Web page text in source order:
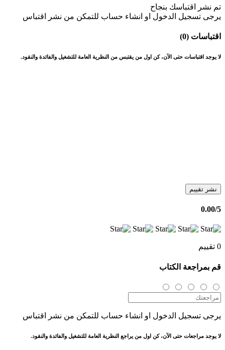
تم نشر اقتباسك بنجاح
يرجى تسجيل الدخول او انشاء حساب للتمكن من نشر اقتباس
اقتباسات (0)
لا يوجد اقتباسات حتى الآن، كن اول من يقتبس من النظرية العامة للتشغيل والفائدة والنقود.
نشر تقييم
0.00/5
0 تقييم
قم بمراجعة الكتاب
يرجى تسجيل الدخول او انشاء حساب للتمكن من نشر اقتباس
لا يوجد مراجعات حتى الآن، كن اول من يراجع النظرية العامة للتشغيل والفائدة والنقود.